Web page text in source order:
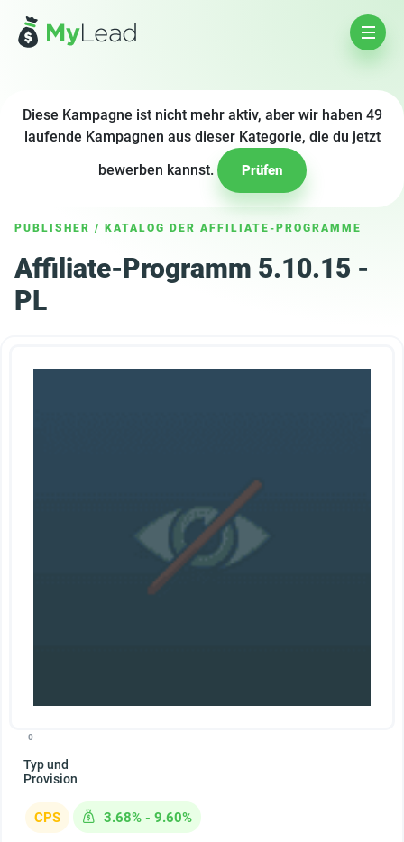
Diese Kampagne ist nicht mehr aktiv, aber wir haben 49
laufende Kampagnen aus dieser Kategorie, die du jetzt
bewerben kannst.
Prüfen
PUBLISHER / KATALOG DER AFFILIATE-PROGRAMME
Affiliate-Programm 5.10.15 -
PL
0
Typ und
Provision
CPS 3.68% - 9.60%